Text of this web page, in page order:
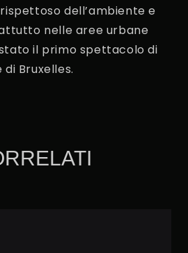
dell’ambiente e
nelle aree urbane
il primo spettacolo di
Bruxelles.